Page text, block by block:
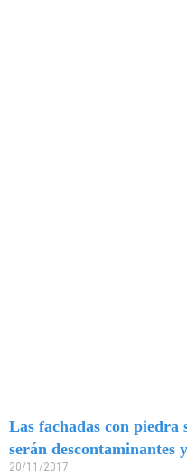
Las fachadas con
serán descontaminantes
20/11/2017